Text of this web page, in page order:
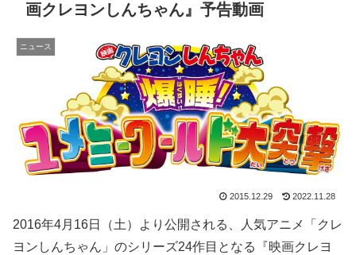
画クレヨンしんちゃん』予告動画
ニュース
2015.12.29 2022.11.28
2016年4月16日（土）より公開される、人気アニメ「クレ
ヨンしんちゃん」のシリーズ24作目となる『映画クレヨ